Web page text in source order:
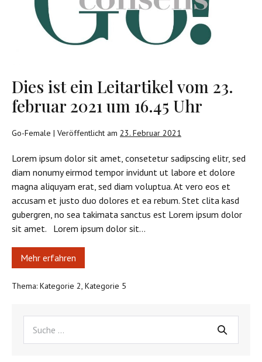
Uhr
Dies ist ein Leitartikel vom 23.
februar 2021 um 16.45 Uhr
Go-Female | Veröffentlicht am 23. Februar 2021
Lorem ipsum dolor sit amet, consetetur sadipscing elitr, sed
diam nonumy eirmod tempor invidunt ut labore et dolore
magna aliquyam erat, sed diam voluptua. At vero eos et
accusam et justo duo dolores et ea rebum. Stet clita kasd
gubergren, no sea takimata sanctus est Lorem ipsum dolor
sit amet. Lorem ipsum dolor sit…
Mehr erfahren
Dies
ist
Leitartikel
februar
2021
um
16.45
Thema: Kategorie 2, Kategorie 5
nach: